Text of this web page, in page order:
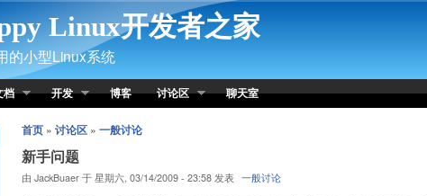
Linux开发者之家
的小型Linux系统
档 开发 博客 讨论区 聊天室
首页» 讨论区» 一般讨论
新手问题
由 JackBuaer 于 星期六, 03/14/2009 - 23:58 发表 一般讨论